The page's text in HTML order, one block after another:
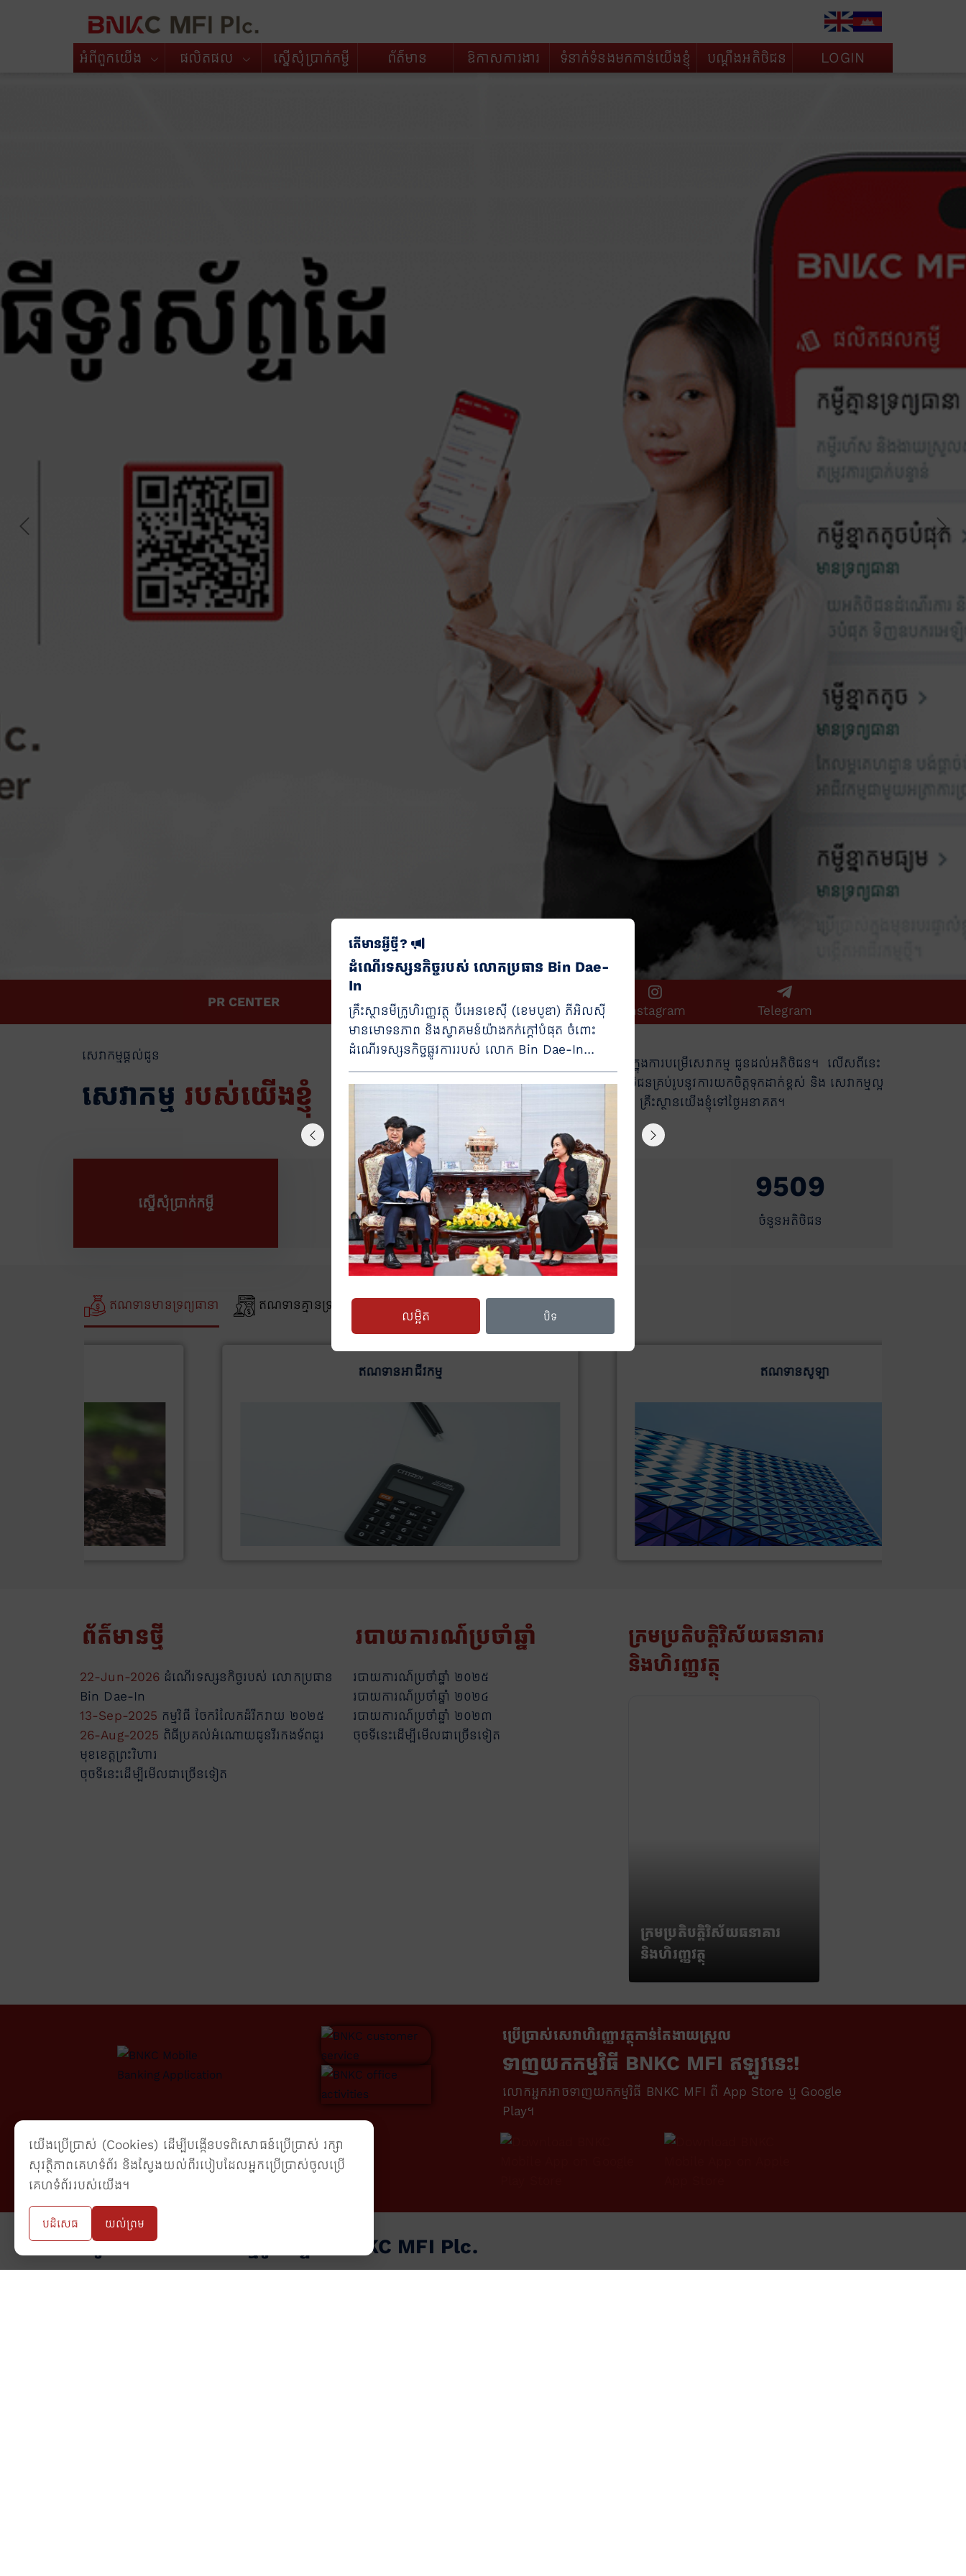
អំពី​ពួក​យើង ផលិតផល ស្នើសុំប្រាក់កម្ចី ព័ត៌មាន ឱកាសការងារ ទំនាក់ទំនងមកកាន់យើងខ្ញុំ បណ្តឹងអតិថិជន LOGIN
PR CENTER
Facebook Instagram Telegram
សេវាកម្មផ្តល់ជូន
សេវាកម្ម របស់យើងខ្ញុំ
យើងខ្ញុំពិតជាមានមោទនភាព ក្នុងការបម្រើសេវាកម្ម ជូនដល់អតិថិជន។ លើសពីនេះ
ទៅទៀត យើងចង់ផ្តល់ជូនអតិថិជនគ្រប់រូបនូវការយកចិត្តទុកដាក់ខ្ពស់ និង សេវាកម្មល្អ
ឥតខ្ចោះពី គ្រឹះស្ថានយើងខ្ញុំទៅថ្ងៃអនាគត។
ស្នើសុំប្រាក់កម្ចី 17
ចំនួនសាខា
271
ចំនួន​បុគ្គលិក
9509
ចំនួនអតិថិជន
ឥណទានមានទ្រព្យធានា ឥណទានគ្មានទ្រព្យធានា
ឥណទានប្រើប្រាស់ផ្ទាល់ខ្លួន
ព័ត៌មានថ្មី
22-Jun-2026 ដំណើរទស្សនកិច្ចរបស់ លោកប្រធាន
Bin Dae-In
13-Sep-2025 កម្មវិធី ចែករំលែកដ៏រីករាយ ២០២៥
26-Aug-2025 ពិធីប្រគល់អំណោយជូនវីរកងទ័ពជួរ
មុខខេត្តព្រះវិហារ
ចុចទីនេះដើម្បីមើលជាច្រើនទៀត
របាយការណ៍​ប្រចាំឆ្នាំ
របាយការណ៌ប្រចាំឆ្នាំ ២០២៥
របាយការណ៌ប្រចាំឆ្នាំ ២០២៤
របាយការណ៌ប្រចាំឆ្នាំ ២០២៣
ចុចទីនេះដើម្បីមើលជាច្រើនទៀត
ក្រមប្រតិបត្តិវិស័យធនាគារ
និងហិរញ្ញវត្ថុ
ក្រមប្រតិបត្តិវិស័យធនាគារ
និងហិរញ្ញវត្ថុ
តើមានអ្វីថ្មី?
ដំណើរទស្សនកិច្ចរបស់ លោកប្រធាន Bin Dae-
In
គ្រឹះស្ថានមីក្រូហិរញ្ញវត្ថុ ប៊ីអេនខេស៊ី (ខេមបូឌា) ភីអិលស៊ី
មានមោទនភាព និងស្វាគមន៍យ៉ាងកក់ក្តៅបំផុត ចំពោះ
ដំណើរទស្សនកិច្ចផ្លូវការរបស់ លោក Bin Dae-In
ប្រធានក្រុមប្រឹក្សាភិបាលនៃ BNK Financial Group
លម្អិត បិទ
ប្រើប្រាស់សេវាហិរញ្ញាវត្ថុកាន់តែងាយស្រួល
ទាញយកកម្មវិធី BNKC MFI ឥឡូវនេះ!
លោកអ្នកអាចទាញយកកម្មវិធី BNKC MFI ពី App Store ឬ Google
Play។
សូមណែនាំអំពីសេវាកម្មទូរស័ព្ទដៃ BNKC MFI Plc.
យើងប្រើប្រាស់ (Cookies) ដើម្បីបង្កើនបទពិសោធន៍ប្រើប្រាស់ រក្សា
សុវត្ថិភាពគេហទំព័រ និងស្វែងយល់ពីរបៀបដែលអ្នកប្រើប្រាស់ចូលប្រើ
គេហទំព័ររបស់យើង។
បដិសេធ យល់ព្រម